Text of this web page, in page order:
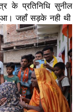
के प्रतिनिधि सुनील
जहाँ सड़के नही थी